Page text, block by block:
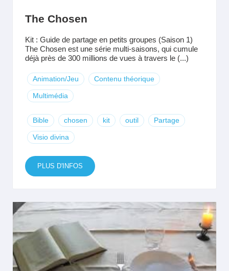
The Chosen
Kit : Guide de partage en petits groupes (Saison 1)
The Chosen est une série multi-saisons, qui cumule
déjà près de 300 millions de vues à travers le (...)
Animation/Jeu Contenu théorique
Multimédia
Bible chosen kit outil Partage
Visio divina
PLUS D'INFOS